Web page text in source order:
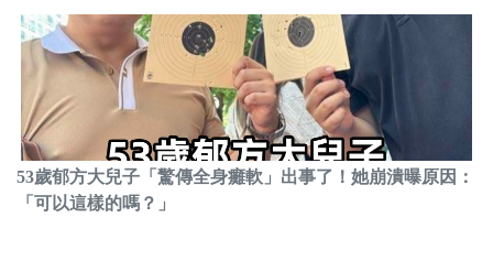
53歲郁方大兒子「驚傳全身癱軟」出事了！她崩潰曝原因：
「可以這樣的嗎？」